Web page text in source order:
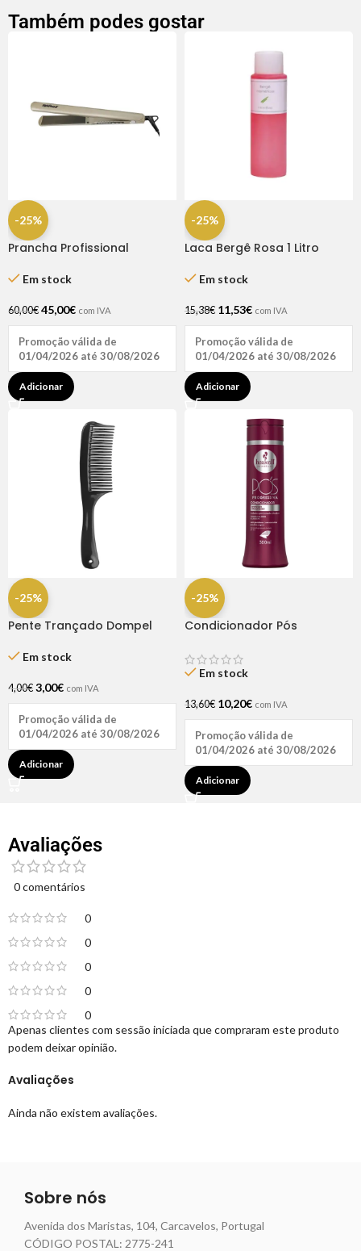
Também podes gostar
-25%
Prancha Profissional
Em stock
60,00€ 45,00€ com IVA
Promoção válida de
01/04/2026 até 30/08/2026
Adicionar
-25%
Laca Bergê Rosa 1 Litro
Em stock
15,38€ 11,53€ com IVA
Promoção válida de
01/04/2026 até 30/08/2026
Adicionar
-25%
Pente Trançado Dompel
Em stock
4,00€ 3,00€ com IVA
Promoção válida de
01/04/2026 até 30/08/2026
Adicionar
-25%
Condicionador Pós
Em stock
13,60€ 10,20€ com IVA
Promoção válida de
01/04/2026 até 30/08/2026
Adicionar
Avaliações
0 comentários
0
0
0
0
0
Avaliações
Ainda não existem avaliações.
Apenas clientes com sessão iniciada que compraram este produto
podem deixar opinião.
Sobre nós
Avenida dos Maristas, 104, Carcavelos, Portugal
CÓDIGO POSTAL: 2775-241